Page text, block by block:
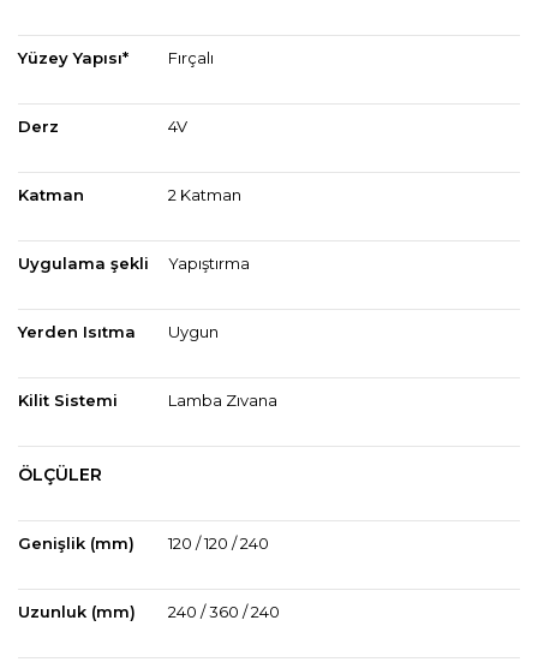
Yüzey Yapısı* Fırçalı
Derz 4V
Katman 2 Katman
Uygulama şekli Yapıştırma
Yerden Isıtma Uygun
Kilit Sistemi Lamba Zıvana
ÖLÇÜLER
Genişlik (mm) 120 / 120 / 240
Uzunluk (mm) 240 / 360 / 240